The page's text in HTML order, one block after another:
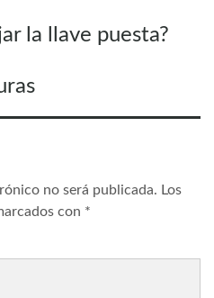
la llave puesta?
no será publicada. Los
con *